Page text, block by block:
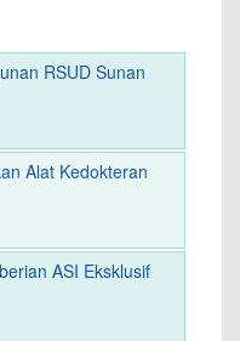
RSUD Sunan
Alat Kedokteran
ASI Eksklusif